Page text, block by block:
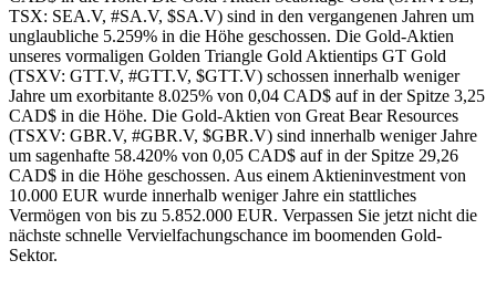
TSX: SEA.V, #SA.V, $SA.V) sind in den vergangenen Jahren um
unglaubliche 5.259% in die Höhe geschossen. Die Gold-Aktien
unseres vormaligen Golden Triangle Gold Aktientips GT Gold
(TSXV: GTT.V, #GTT.V, $GTT.V) schossen innerhalb weniger
Jahre um exorbitante 8.025% von 0,04 CAD$ auf in der Spitze 3,25
CAD$ in die Höhe. Die Gold-Aktien von Great Bear Resources
(TSXV: GBR.V, #GBR.V, $GBR.V) sind innerhalb weniger Jahre
um sagenhafte 58.420% von 0,05 CAD$ auf in der Spitze 29,26
CAD$ in die Höhe geschossen. Aus einem Aktieninvestment von
10.000 EUR wurde innerhalb weniger Jahre ein stattliches
Vermögen von bis zu 5.852.000 EUR. Verpassen Sie jetzt nicht die
nächste schnelle Vervielfachungschance im boomenden Gold-
Sektor.